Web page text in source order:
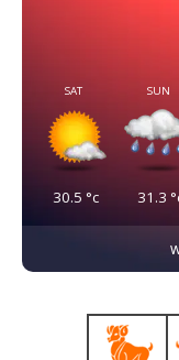
SAT
30.5 °c
SUN
31.3